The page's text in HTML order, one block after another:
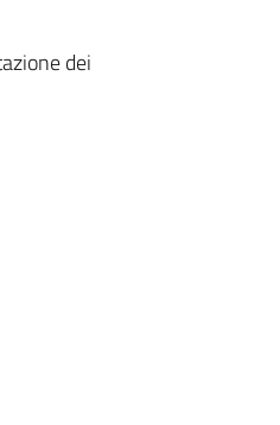
dei